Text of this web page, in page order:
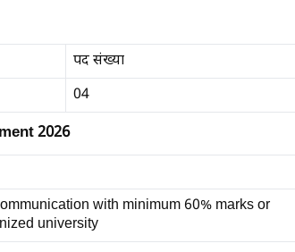
पद संख्या
04
2026
with minimum 60% marks or
university